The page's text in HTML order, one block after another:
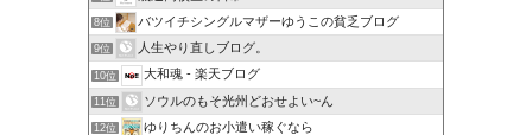
8位 バツイチシングルマザーゆうこの貧乏ブログ
9位 人生やり直しブログ。
10位 大和魂 - 楽天ブログ
11位 ソウルのもそ光州どおせよい~ん
12位 ゆりちんのお小遣い稼ぐなら